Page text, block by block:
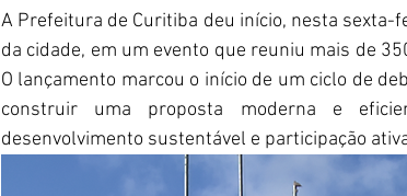
A Prefeitura de Curitiba deu início, nesta sexta-
da cidade, em um evento que reuniu mais de
O lançamento marcou o início de um ciclo de
construir uma proposta moderna e
desenvolvimento sustentável e participação